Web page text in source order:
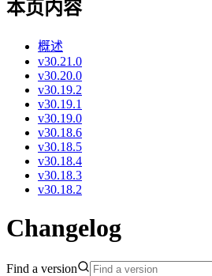
本页内容
概述
v30.21.0
v30.20.0
v30.19.2
v30.19.1
v30.19.0
v30.18.6
v30.18.5
v30.18.4
v30.18.3
v30.18.2
Changelog
Find a version